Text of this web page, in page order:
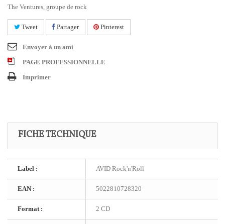
The Ventures, groupe de rock
Tweet Partager Pinterest
Envoyer à un ami
PAGE PROFESSIONNELLE
Imprimer
FICHE TECHNIQUE
Label : AVID Rock'n'Roll
EAN : 5022810728320
Format : 2 CD